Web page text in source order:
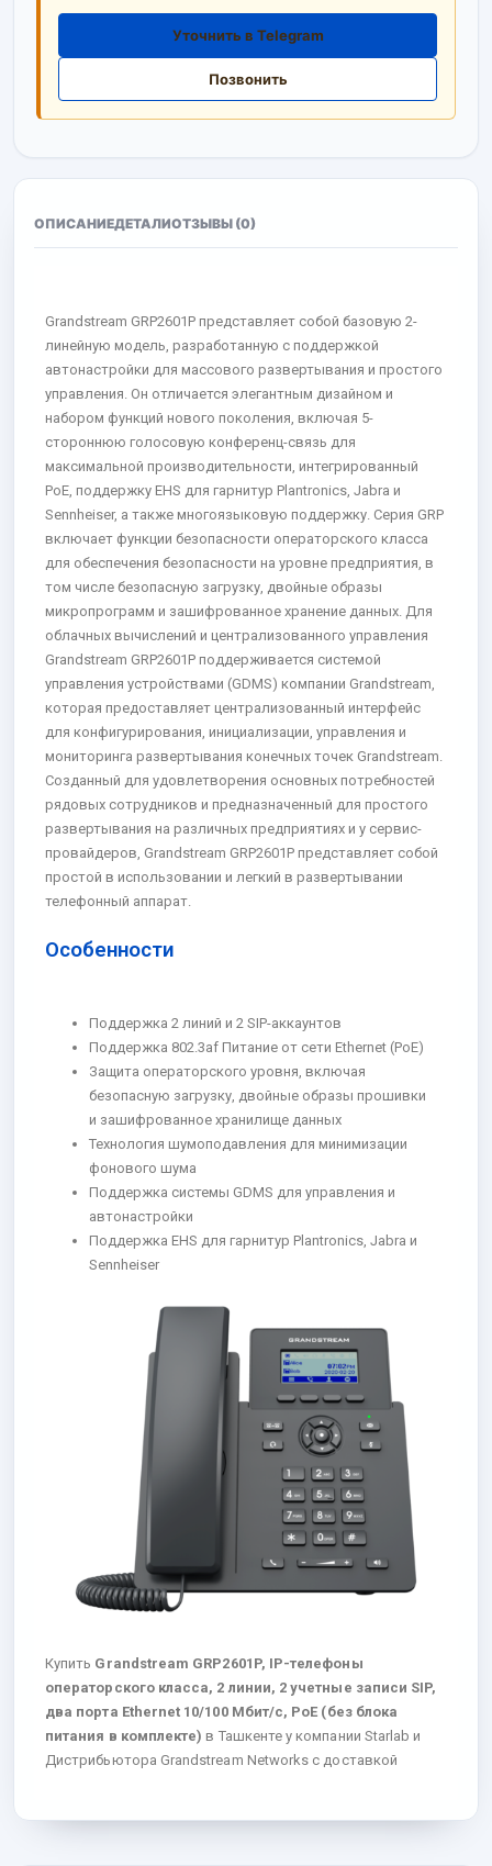
Уточнить в Telegram
Позвонить
ОПИСАНИЕДЕТАЛИОТЗЫВЫ (0)
Grandstream GRP2601P представляет собой базовую 2-
линейную модель, разработанную с поддержкой
автонастройки для массового развертывания и простого
управления. Он отличается элегантным дизайном и
набором функций нового поколения, включая 5-
стороннюю голосовую конференц-связь для
максимальной производительности, интегрированный
PoE, поддержку EHS для гарнитур Plantronics, Jabra и
Sennheiser, а также многоязыковую поддержку. Серия GRP
включает функции безопасности операторского класса
для обеспечения безопасности на уровне предприятия, в
том числе безопасную загрузку, двойные образы
микропрограмм и зашифрованное хранение данных. Для
облачных вычислений и централизованного управления
Grandstream GRP2601P поддерживается системой
управления устройствами (GDMS) компании Grandstream,
которая предоставляет централизованный интерфейс
для конфигурирования, инициализации, управления и
мониторинга развертывания конечных точек Grandstream.
Созданный для удовлетворения основных потребностей
рядовых сотрудников и предназначенный для простого
развертывания на различных предприятиях и у сервис-
провайдеров, Grandstream GRP2601P представляет собой
простой в использовании и легкий в развертывании
телефонный аппарат.
Особенности
Поддержка 2 линий и 2 SIP-аккаунтов
Поддержка 802.3af Питание от сети Ethernet (PoE)
Защита операторского уровня, включая
безопасную загрузку, двойные образы прошивки
и зашифрованное хранилище данных
Технология шумоподавления для минимизации
фонового шума
Поддержка системы GDMS для управления и
автонастройки
Поддержка EHS для гарнитур Plantronics, Jabra и
Sennheiser
Купить Grandstream GRP2601P, IP-телефоны
операторского класса, 2 линии, 2 учетные записи SIP,
два порта Ethernet 10/100 Мбит/с, PoE (без блока
питания в комплекте) в Ташкенте у компании Starlab и
Дистрибьютора Grandstream Networks с доставкой